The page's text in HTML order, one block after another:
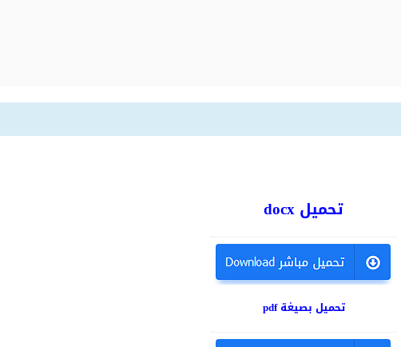
تحميل docx
تحميل بصيغة pdf